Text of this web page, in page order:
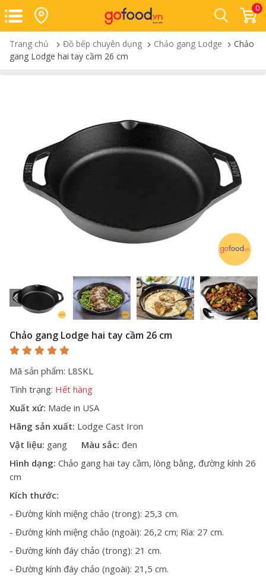
0
Trang chủ Đồ bếp chuyên dụng Chảo gang Lodge
Chảo
gang Lodge hai tay cầm 26 cm
Chảo gang Lodge hai tay cầm 26 cm
Mã sản phẩm: L8SKL
Tình trạng: Hết hàng
Xuất xứ: Made in USA
Hãng sản xuất: Lodge Cast Iron
Vật liệu: gang Màu sắc: đen
Hình dạng: Chảo gang hai tay cầm, lòng bằng, đường kính 26
cm
Kích thước:
- Đường kính miệng chảo (trong): 25,3 cm.
- Đường kính miệng chảo (ngoài): 26,2 cm; Rìa: 27 cm.
- Đường kính đáy chảo (trong): 21 cm.
- Đường kính đáy chảo (ngoài): 21,5 cm.